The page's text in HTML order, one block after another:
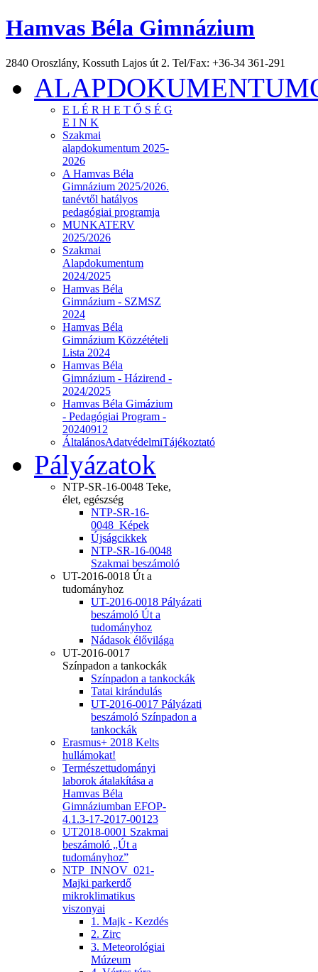
Hamvas Béla Gimnázium
2840 Oroszlány, Kossuth Lajos út 2. Tel/Fax: +36-34 361-291
E L É R H E T Ő S É G
E I N K
Szakmai
alapdokumentum 2025-
2026
A Hamvas Béla
Gimnázium 2025/2026.
tanévtől hatályos
pedagógiai programja
MUNKATERV
2025/2026
Szakmai
Alapdokumentum
2024/2025
Hamvas Béla
Gimnázium - SZMSZ
2024
Hamvas Béla
Gimnázium Közzétételi
Lista 2024
Hamvas Béla
Gimnázium - Házirend -
2024/2025
Hamvas Béla Gimázium
- Pedagógiai Program -
20240912
ÁltalánosAdatvédelmiTájékoztató
Pályázatok
NTP-SR-16-0048 Teke,
élet, egészség
NTP-SR-16-
0048_Képek
Újságcikkek
NTP-SR-16-0048
Szakmai beszámoló
UT-2016-0018 Út a
tudományhoz
UT-2016-0018 Pályázati
beszámoló Út a
tudományhoz
Nádasok élővilága
UT-2016-0017
Színpadon a tankockák
Színpadon a tankockák
Tatai kirándulás
UT-2016-0017 Pályázati
beszámoló Színpadon a
tankockák
Erasmus+ 2018 Kelts
hullámokat!
Természettudományi
laborok átalakítása a
Hamvas Béla
Gimnáziumban EFOP-
4.1.3-17-2017-00123
UT2018-0001 Szakmai
beszámoló „Út a
tudományhoz”
NTP_INNOV_021-
Majki parkerdő
mikroklimatikus
viszonyai
1. Majk - Kezdés
2. Zirc
3. Meteorológiai
Múzeum